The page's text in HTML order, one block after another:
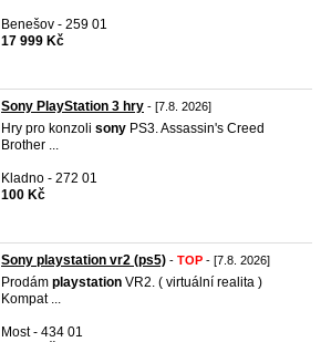
Benešov - 259 01
17 999 Kč
Sony PlayStation 3 hry - [7.8. 2026]
Hry pro konzoli sony PS3. Assassin's Creed
Brother ...
Kladno - 272 01
100 Kč
Sony playstation vr2 (ps5) - TOP - [7.8. 2026]
Prodám playstation VR2. ( virtuální realita )
Kompat ...
Most - 434 01